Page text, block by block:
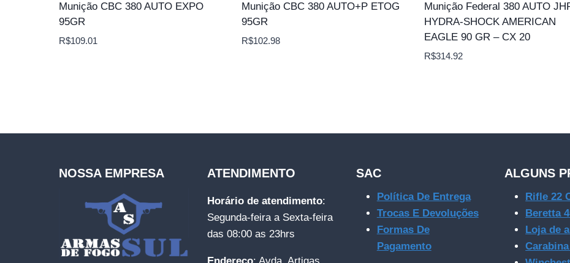
Munição CBC 380 AUTO EXPO
95GR
R$109.01
Munição CBC 380 AUTO+P ETOG
95GR
R$102.98
Munição Federal 380 AUTO
HYDRA-SHOCK AMERICAN
EAGLE 90 GR – CX 20
R$314.92
NOSSA EMPRESA ATENDIMENTO
Horário de atendimento:
Segunda-feira a Sexta-feira
das 08:00 as 23hrs
SAC
Política De Entrega
Trocas E Devoluções
Formas De
Pagamento
ALGUNS
Rifle 22
Beretta
Loja de